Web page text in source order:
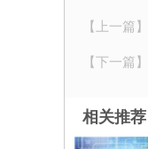
【上一篇】
【下一篇】
相关推荐